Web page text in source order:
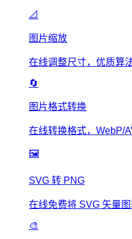
📐
图片缩放
在线调整尺寸，优质算
🔄
图片格式转换
在线转换格式，WebP/
🖼️
SVG 转 PNG
在线免费将 SVG 矢量
🎨